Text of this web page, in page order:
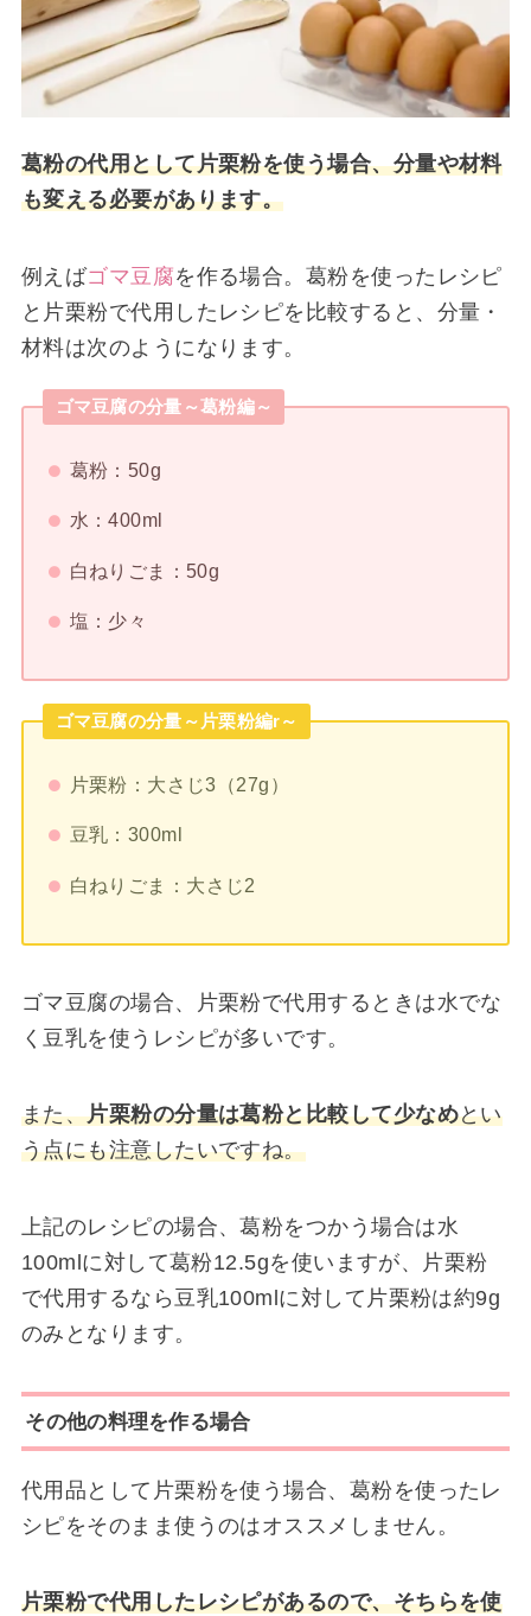
葛粉の代用として片栗粉を使う場合、分量や材料
も変える必要があります。
例えばゴマ豆腐を作る場合。葛粉を使ったレシピ
と片栗粉で代用したレシピを比較すると、分量・
材料は次のようになります。
ゴマ豆腐の分量～葛粉編～
葛粉：50g
水：400ml
白ねりごま：50g
塩：少々
ゴマ豆腐の分量～片栗粉編r～
片栗粉：大さじ3（27g）
豆乳： 300ml
白ねりごま： 大さじ2
ゴマ豆腐の場合、片栗粉で代用するときは水でな
く豆乳を使うレシピが多いです。
また、片栗粉の分量は葛粉と比較して少なめとい
う点にも注意したいですね。
上記のレシピの場合、葛粉をつかう場合は水
100mlに対して葛粉12.5gを使いますが、片栗粉
で代用するなら豆乳100mlに対して片栗粉は約9g
のみとなります。
その他の料理を作る場合
代用品として片栗粉を使う場合、葛粉を使ったレ
シピをそのまま使うのはオススメしません。
片栗粉で代用したレシピがあるので、そちらを使